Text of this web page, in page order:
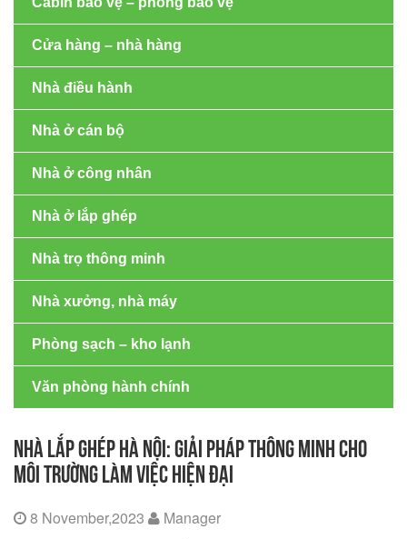
Cửa hàng – nhà hàng
Nhà điều hành
Nhà ở cán bộ
Nhà ở công nhân
Nhà ở lắp ghép
Nhà trọ thông minh
Nhà xưởng, nhà máy
Phòng sạch – kho lạnh
Văn phòng hành chính
NHÀ LẮP GHÉP HÀ NỘI: GIẢI PHÁP THÔNG MINH CHO
MÔI TRƯỜNG LÀM VIỆC HIỆN ĐẠI
8 November,2023
Manager